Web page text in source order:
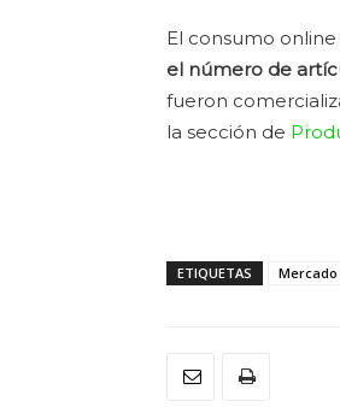
El consumo
el número de
fueron
la sección de
ETIQUETAS